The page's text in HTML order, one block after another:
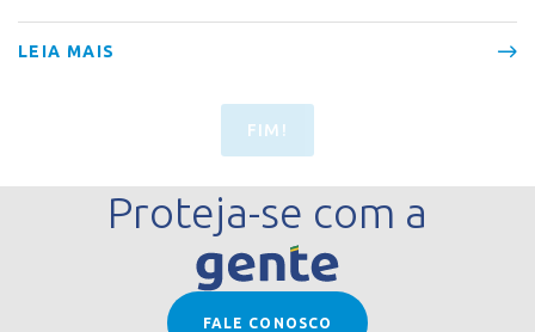
LEIA MAIS
FIM!
Proteja-se com a
FALE CONOSCO